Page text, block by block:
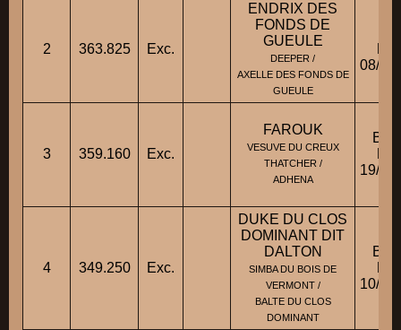
2 363.825 Exc.
ENDRIX DES
FONDS DE
GUEULE
DEEPER /
AXELLE DES FONDS DE
GUEULE
08/
3 359.160 Exc.
FAROUK
VESUVE DU CREUX
THATCHER /
ADHENA
19/
4 349.250 Exc.
DUKE DU CLOS
DOMINANT DIT
DALTON
SIMBA DU BOIS DE
VERMONT /
BALTE DU CLOS
DOMINANT
10/